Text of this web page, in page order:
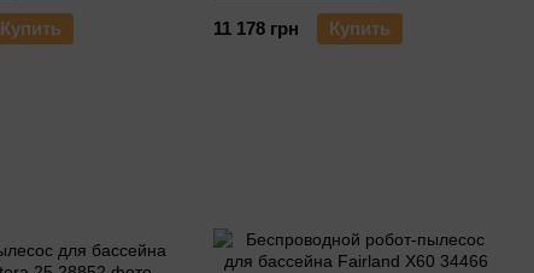
Купить
11 178 грн
Купить